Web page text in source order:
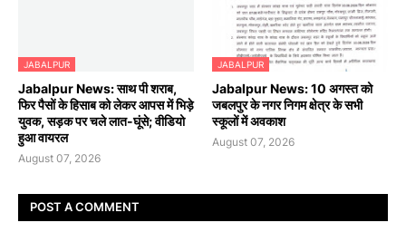
JABALPUR
Jabalpur News: साथ पी शराब,
फिर पैसों के हिसाब को लेकर आपस में भिड़े
युवक, सड़क पर चले लात-घूंसे; वीडियो
हुआ वायरल
August 07, 2026
JABALPUR
Jabalpur News: 10 अगस्त को
जबलपुर के नगर निगम क्षेत्र के सभी
स्कूलों में अवकाश
August 07, 2026
POST A COMMENT